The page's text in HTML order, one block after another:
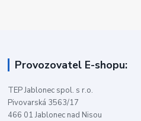
Provozovatel E-shopu:
TEP Jablonec spol. s r.o.
Pivovarská 3563/17
466 01 Jablonec nad Nisou